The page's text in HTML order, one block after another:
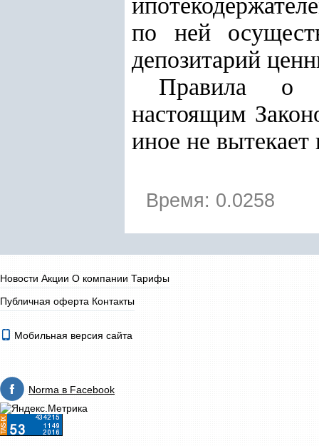
по ней
депозитарий
Правила о
настоящим
иное не вытекает
Время: 0.0258
Новости Акции О компании Тарифы
Публичная оферта Контакты
Мобильная версия сайта
Norma в Facebook